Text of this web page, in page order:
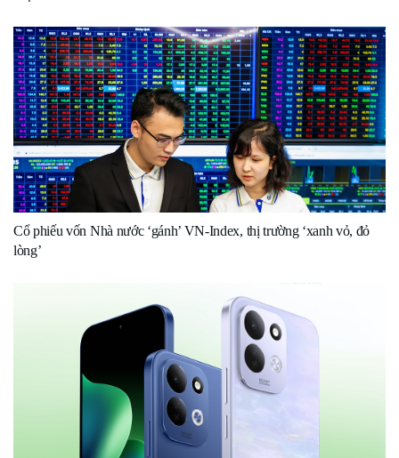
Cổ phiếu vốn Nhà nước ‘gánh’ VN-Index, thị trường ‘xanh vỏ, đỏ
lòng’